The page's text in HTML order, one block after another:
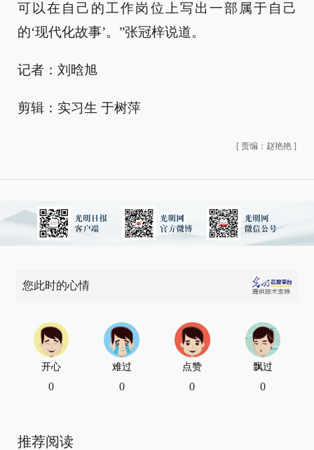
可以在自己的工作岗位上写出一部属于自己
的‘现代化故事’。”张冠梓说道。
记者：刘晗旭
剪辑：实习生 于树萍
[ 责编：赵艳艳 ]
您此时的心情
开心
0
难过
0
点赞
0
飘过
0
推荐阅读